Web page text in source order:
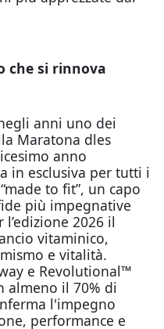
che si rinnova
anni uno dei
Maratona dles
anno
in esclusiva per tutti i
to fit”, un capo
più impegnative
2026 il
vitaminico,
e vitalità.
e Revolutional™
almeno il 70% di
l'impegno
performance e